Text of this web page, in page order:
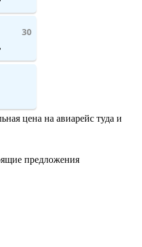
30
цена на авиарейс туда и
предложения